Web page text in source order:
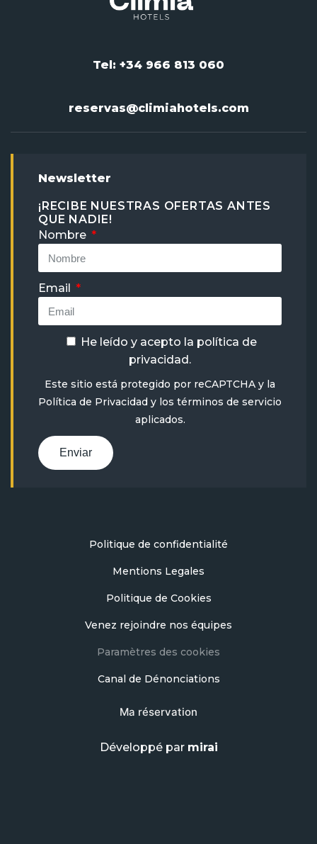
Tel: +34 966 813 060
reservas@climiahotels.com
Newsletter
¡RECIBE NUESTRAS OFERTAS ANTES
QUE NADIE!
Nombre
Email
He leído y acepto la política de
privacidad .
Este sitio está protegido por reCAPTCHA y la
Política de Privacidad y los términos de servicio
aplicados.
Enviar
Politique de confidentialité
Mentions Legales
Politique de Cookies
Venez rejoindre nos équipes
Paramètres des cookies
Canal de Dénonciations
Ma réservation
Développé par mirai